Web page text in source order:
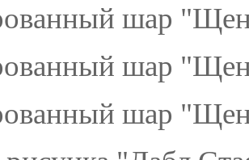
шар
шар
шар